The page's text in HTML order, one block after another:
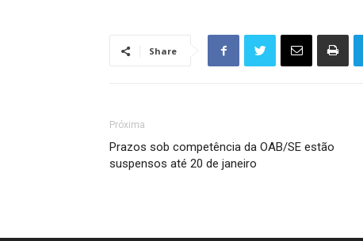
Share
Próxima
Prazos sob competência da OAB/SE estão
suspensos até 20 de janeiro